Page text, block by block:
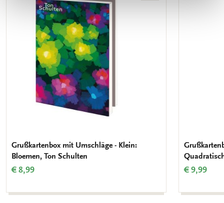
Grußkartenbox mit Umschläge - Klein:
Bloemen, Ton Schulten
€ 8,99 € 9,99